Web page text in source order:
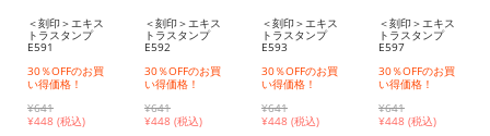
＜刻印＞エキス
トラスタンプ
E591
30％OFFのお買
い得価格！
¥641
¥448 (税込)
＜刻印＞エキス
トラスタンプ
E592
30％OFFのお買
い得価格！
¥641
¥448 (税込)
＜刻印＞エキス
トラスタンプ
E593
30％OFFのお買
い得価格！
¥641
¥448 (税込)
＜刻印＞エキス
トラスタンプ
E597
30％OFFのお買
い得価格！
¥641
¥448 (税込)